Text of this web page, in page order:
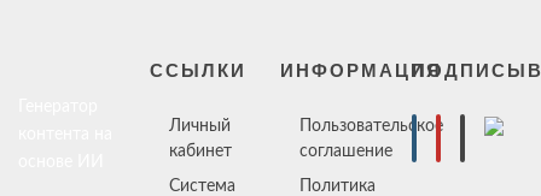
ССЫЛКИ
Личный
кабинет
Система
ИНФОРМАЦИЯ
Пользовательское
соглашение
Политика